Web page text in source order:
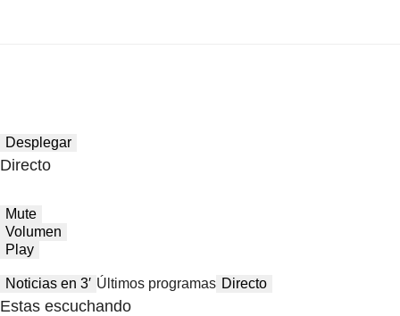
Desplegar
Directo
Mute
Volumen
Play
Noticias en 3′ Últimos programas Directo
Estas escuchando